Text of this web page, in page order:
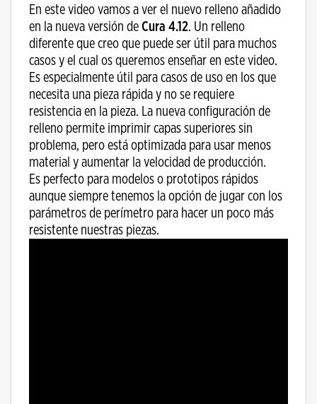
En este video vamos a ver el nuevo relleno añadido
en la nueva versión de Cura 4.12. Un relleno
diferente que creo que puede ser útil para muchos
casos y el cual os queremos enseñar en este video.
Es especialmente útil para casos de uso en los que
necesita una pieza rápida y no se requiere
resistencia en la pieza. La nueva configuración de
relleno permite imprimir capas superiores sin
problema, pero está optimizada para usar menos
material y aumentar la velocidad de producción.
Es perfecto para modelos o prototipos rápidos
aunque siempre tenemos la opción de jugar con los
parámetros de perímetro para hacer un poco más
resistente nuestras piezas.